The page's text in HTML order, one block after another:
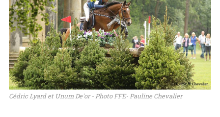
Cédric Lyard et Unum De'or - Photo FFE- Pauline Chevalier